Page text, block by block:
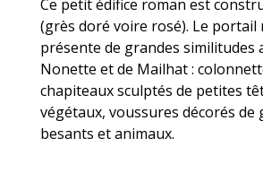
Ce petit édifice roman est
(grès doré voire rosé). Le portail
présente de grandes similitudes
Nonette et de Mailhat :
chapiteaux sculptés de petites
végétaux, voussures décorés de
besants et animaux.